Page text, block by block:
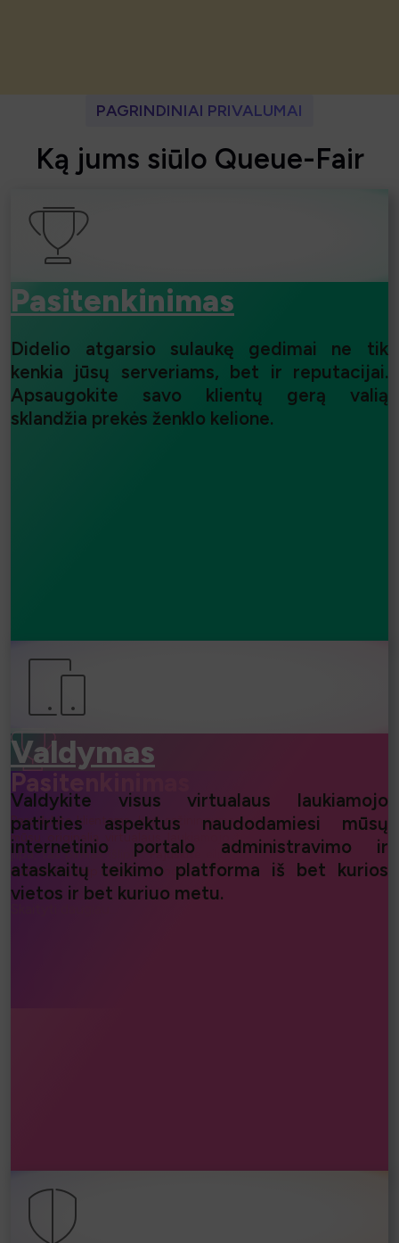
PAGRINDINIAI PRIVALUMAI
Ką jums siūlo Queue-Fair
Pasitenkinimas
Didelio atgarsio sulaukę gedimai ne tik
kenkia jūsų serveriams, bet ir reputacijai.
Apsaugokite savo klientų gerą valią
sklandžia prekės ženklo kelione.
Pasitenkinimas
Parodykite klientams, kad sąžiningumas yra svarbus, naudodami
mūsų originalią virtualaus laukiamojo technologiją " kas pirmas
įlipa, tas pirmas išlipa". Pajuskite eilių psichologijos privalumus ir
sužinokite, kaip socialinis įrodymas gali padidinti jūsų pardavimus.
Valdymas
Valdykite visus virtualaus laukiamojo
patirties aspektus naudodamiesi mūsų
internetinio portalo administravimo ir
ataskaitų teikimo platforma iš bet kurios
vietos ir bet kuriuo metu.